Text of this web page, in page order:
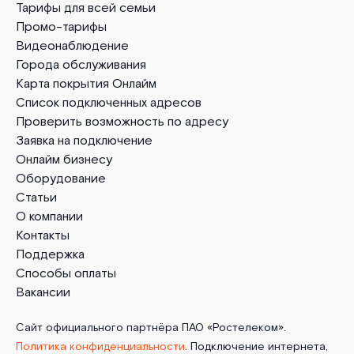
Тарифы для всей семьи
Промо-тарифы
Видеонаблюдение
Города обслуживания
Карта покрытия Онлайм
Список подключенных адресов
Проверить возможность по адресу
Заявка на подключение
Онлайм бизнесу
Оборудование
Статьи
О компании
Контакты
Поддержка
Способы оплаты
Вакансии
Сайт официального партнёра ПАО «Ростелеком».
Политика конфиденциальности. Подключение интернета,